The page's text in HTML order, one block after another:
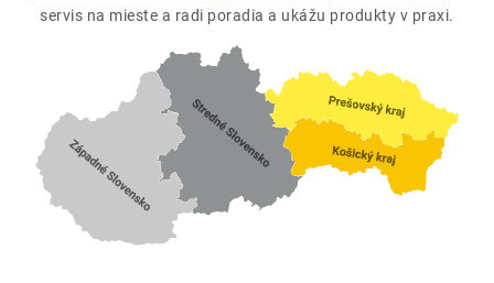
servis na mieste a radi poradia a ukážu produkty v praxi.